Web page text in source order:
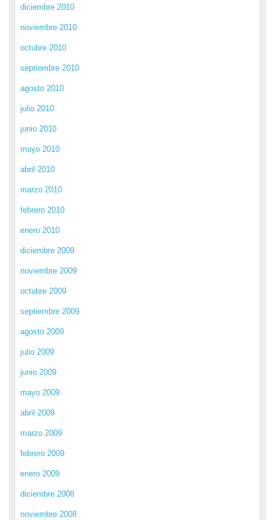
diciembre 2010
noviembre 2010
octubre 2010
septiembre 2010
agosto 2010
julio 2010
junio 2010
mayo 2010
abril 2010
marzo 2010
febrero 2010
enero 2010
diciembre 2009
noviembre 2009
octubre 2009
septiembre 2009
agosto 2009
julio 2009
junio 2009
mayo 2009
abril 2009
marzo 2009
febrero 2009
enero 2009
diciembre 2008
noviembre 2008